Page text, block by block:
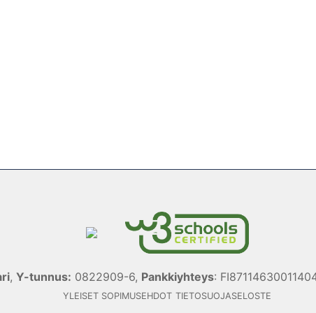
, Y-tunnus: 0822909-6, Pankkiyhteys:
YLEISET SOPIMUSEHDOT TIETOSUOJASELOSTE